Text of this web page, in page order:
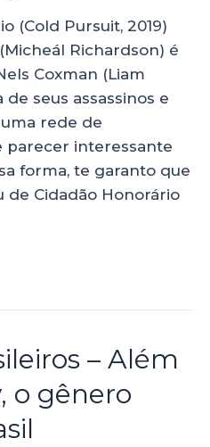
(Cold Pursuit, 2019)
Richardson) é
Coxman (Liam
de seus assassinos e
rede de
parecer interessante
forma, te garanto que
de Cidadão Honorário
– Além
o gênero